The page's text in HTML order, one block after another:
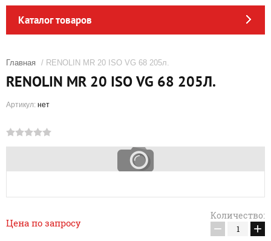
Каталог товаров
Главная / RENOLIN MR 20 ISO VG 68 205л.
RENOLIN MR 20 ISO VG 68 205Л.
Артикул: нет
Цена по запросу
Количество:
− +